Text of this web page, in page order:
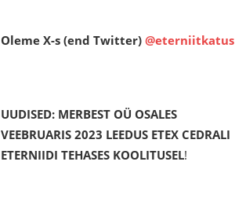
Oleme X-s (end Twitter) @eterniitkatus
UUDISED: MERBEST OÜ OSALES
VEEBRUARIS 2023 LEEDUS ETEX CEDRALI
ETERNIIDI TEHASES KOOLITUSEL!